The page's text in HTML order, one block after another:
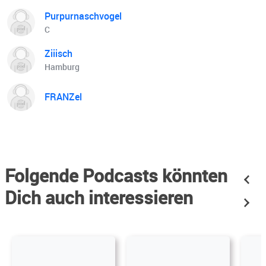
Purpurnaschvogel
C
Ziiisch
Hamburg
FRANZel
Folgende Podcasts könnten
Dich auch interessieren